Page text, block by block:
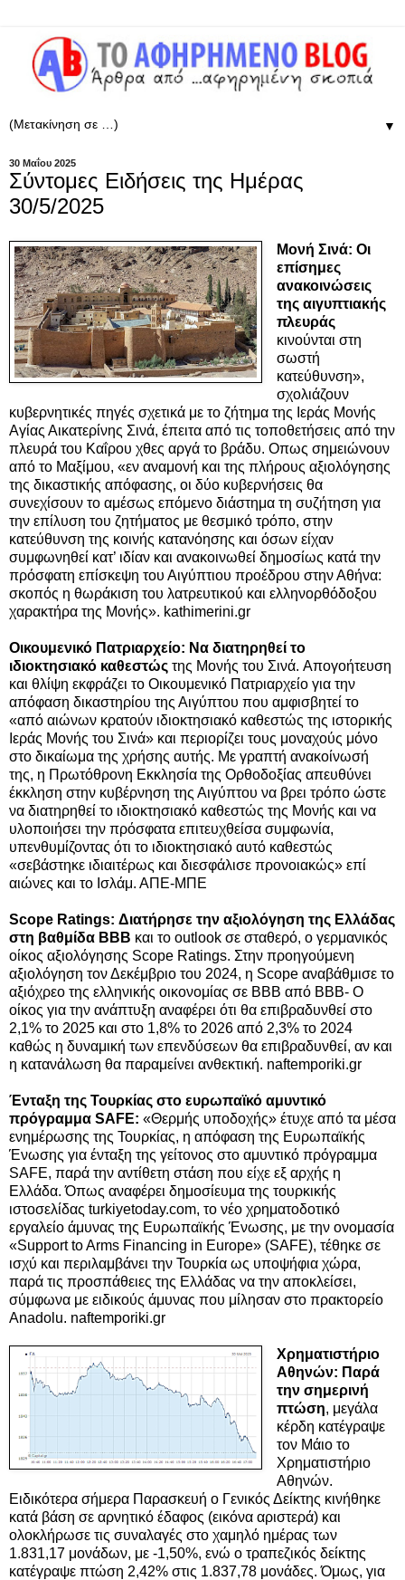
▼
30 Μαΐου 2025
Σύντομες Ειδήσεις της Ημέρας
30/5/2025
Μονή Σινά: Οι
επίσημες
ανακοινώσεις
της αιγυπτιακής
πλευράς
κινούνται στη
σωστή
κατεύθυνση»,
σχολιάζουν
κυβερνητικές πηγές σχετικά με το ζήτημα της Ιεράς Μονής
Αγίας Αικατερίνης Σινά, έπειτα από τις τοποθετήσεις από την
πλευρά του Καΐρου χθες αργά το βράδυ. Οπως σημειώνουν
από το Μαξίμου, «εν αναμονή και της πλήρους αξιολόγησης
της δικαστικής απόφασης, οι δύο κυβερνήσεις θα
συνεχίσουν το αμέσως επόμενο διάστημα τη συζήτηση για
την επίλυση του ζητήματος με θεσμικό τρόπο, στην
κατεύθυνση της κοινής κατανόησης και όσων είχαν
συμφωνηθεί κατ’ ιδίαν και ανακοινωθεί δημοσίως κατά την
πρόσφατη επίσκεψη του Αιγύπτιου προέδρου στην Αθήνα:
σκοπός η θωράκιση του λατρευτικού και ελληνορθόδοξου
χαρακτήρα της Μονής». kathimerini.gr
Οικουμενικό Πατριαρχείο: Να διατηρηθεί το
ιδιοκτησιακό καθεστώς της Μονής του Σινά. Απογοήτευση
και θλίψη εκφράζει το Οικουμενικό Πατριαρχείο για την
απόφαση δικαστηρίου της Αιγύπτου που αμφισβητεί το
«από αιώνων κρατούν ιδιοκτησιακό καθεστώς της ιστορικής
Ιεράς Μονής του Σινά» και περιορίζει τους μοναχούς μόνο
στο δικαίωμα της χρήσης αυτής. Με γραπτή ανακοίνωσή
της, η Πρωτόθρονη Εκκλησία της Ορθοδοξίας απευθύνει
έκκληση στην κυβέρνηση της Αιγύπτου να βρει τρόπο ώστε
να διατηρηθεί το ιδιοκτησιακό καθεστώς της Μονής και να
υλοποιήσει την πρόσφατα επιτευχθείσα συμφωνία,
υπενθυμίζοντας ότι το ιδιοκτησιακό αυτό καθεστώς
«σεβάστηκε ιδιαιτέρως και διεσφάλισε προνοιακώς» επί
αιώνες και το Ισλάμ. ΑΠΕ-ΜΠΕ
Scope Ratings: Διατήρησε την αξιολόγηση της Ελλάδας
στη βαθμίδα BBB και το outlook σε σταθερό, ο γερμανικός
οίκος αξιολόγησης Scope Ratings. Στην προηγούμενη
αξιολόγηση τον Δεκέμβριο του 2024, η Scope αναβάθμισε το
αξιόχρεο της ελληνικής οικονομίας σε BBB από BBB- Ο
οίκος για την ανάπτυξη αναφέρει ότι θα επιβραδυνθεί στο
2,1% το 2025 και στο 1,8% το 2026 από 2,3% το 2024
καθώς η δυναμική των επενδύσεων θα επιβραδυνθεί, αν και
η κατανάλωση θα παραμείνει ανθεκτική. naftemporiki.gr
Ένταξη της Τουρκίας στο ευρωπαϊκό αμυντικό
πρόγραμμα SAFE: «Θερμής υποδοχής» έτυχε από τα μέσα
ενημέρωσης της Τουρκίας, η απόφαση της Ευρωπαϊκής
Ένωσης για ένταξη της γείτονος στο αμυντικό πρόγραμμα
SAFE, παρά την αντίθετη στάση που είχε εξ αρχής η
Ελλάδα. Όπως αναφέρει δημοσίευμα της τουρκικής
ιστοσελίδας turkiyetoday.com, το νέο χρηματοδοτικό
εργαλείο άμυνας της Ευρωπαϊκής Ένωσης, με την ονομασία
«Support to Arms Financing in Europe» (SAFE), τέθηκε σε
ισχύ και περιλαμβάνει την Τουρκία ως υποψήφια χώρα,
παρά τις προσπάθειες της Ελλάδας να την αποκλείσει,
σύμφωνα με ειδικούς άμυνας που μίλησαν στο πρακτορείο
Anadolu. naftemporiki.gr
Χρηματιστήριο
Αθηνών: Παρά
την σημερινή
πτώση, μεγάλα
κέρδη κατέγραψε
τον Μάιο το
Χρηματιστήριο
Αθηνών.
Ειδικότερα σήμερα Παρασκευή ο Γενικός Δείκτης κινήθηκε
κατά βάση σε αρνητικό έδαφος (εικόνα αριστερά) και
ολοκλήρωσε τις συναλαγές στο χαμηλό ημέρας των
1.831,17 μονάδων, με -1,50%, ενώ ο τραπεζικός δείκτης
κατέγραψε πτώση 2,42% στις 1.837,78 μονάδες. Όμως, για